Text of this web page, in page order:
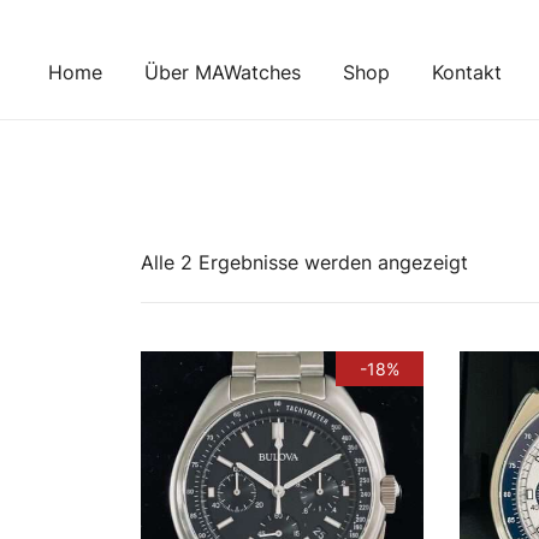
springenHome Über MAWatches Shop Kontakt
Alle 2 Ergebnisse werden angezeigt
-18%